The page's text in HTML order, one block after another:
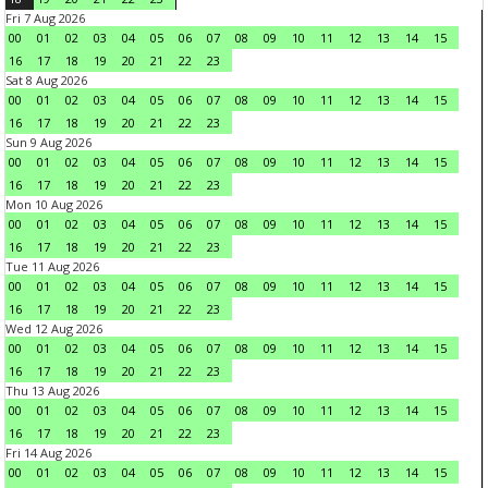
Fri 7 Aug 2026
00
01 02 03 04 05 06 07 08 09 10 11 12 13 14
15
16
17 18 19 20 21 22
23
Sat 8 Aug 2026
00
01 02 03 04 05 06 07 08 09 10 11 12 13 14
15
16
17 18 19 20 21 22
23
Sun 9 Aug 2026
00
01 02 03 04 05 06 07 08 09 10 11 12 13 14
15
16
17 18 19 20 21 22
23
Mon 10 Aug 2026
00
01 02 03 04 05 06 07 08 09 10 11 12 13 14
15
16
17 18 19 20 21 22
23
Tue 11 Aug 2026
00
01 02 03 04 05 06 07 08 09 10 11 12 13 14
15
16
17 18 19 20 21 22
23
Wed 12 Aug 2026
00
01 02 03 04 05 06 07 08 09 10 11 12 13 14
15
16
17 18 19 20 21 22
23
Thu 13 Aug 2026
00
01 02 03 04 05 06 07 08 09 10 11 12 13 14
15
16
17 18 19 20 21 22
23
Fri 14 Aug 2026
00
01 02 03 04 05 06 07 08 09 10 11 12 13 14
15